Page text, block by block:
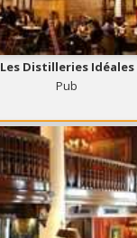
Les Distilleries Idéales
Pub